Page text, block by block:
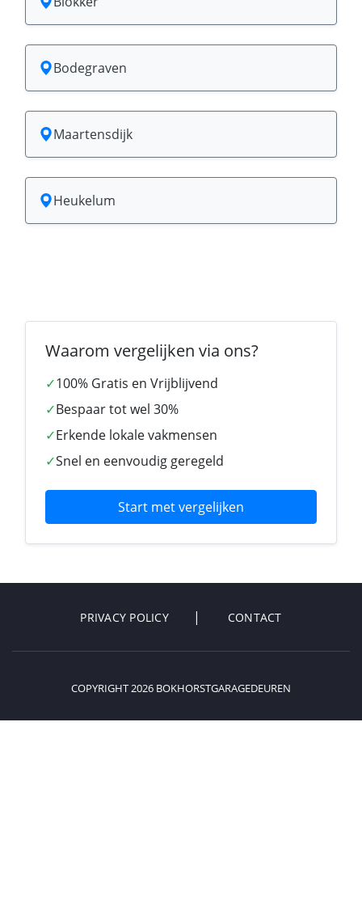
Bodegraven
Maartensdijk
Heukelum
Waarom vergelijken via ons?
✓100% Gratis en Vrijblijvend
✓Bespaar tot wel 30%
✓Erkende lokale vakmensen
✓Snel en eenvoudig geregeld
Start met vergelijken
PRIVACY POLICY CONTACT
COPYRIGHT 2026 BOKHORSTGARAGEDEUREN